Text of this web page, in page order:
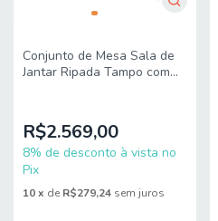
Conjunto de Mesa Sala de
Jantar Ripada Tampo com
R$2.569,00
8% de desconto à vista no
Pix
10x de R$279,24 sem juros